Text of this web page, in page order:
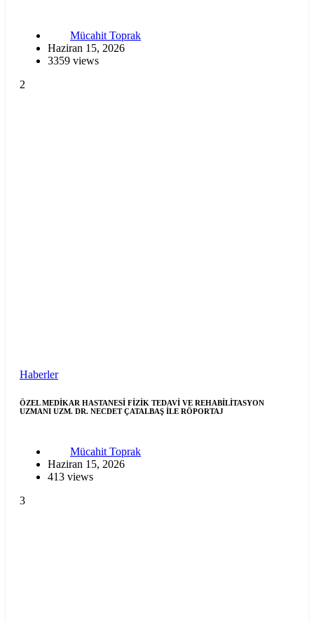
Mücahit Toprak
Haziran 15, 2026
3359 views
2
Haberler
ÖZEL MEDİKAR HASTANESİ FİZİK TEDAVİ VE REHABİLİTASYON
UZMANI UZM. DR. NECDET ÇATALBAŞ İLE RÖPORTAJ
Mücahit Toprak
Haziran 15, 2026
413 views
3